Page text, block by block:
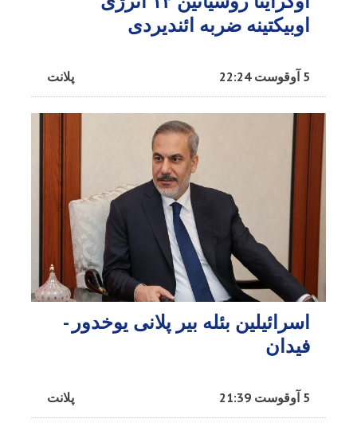
اوبیکتینه ضربه ائندیردی
پلانت 5 آوقوست 22:24
اسرائیلین بئله بیر پلانی یوخدور -
فیدان
پلانت 5 آوقوست 21:39